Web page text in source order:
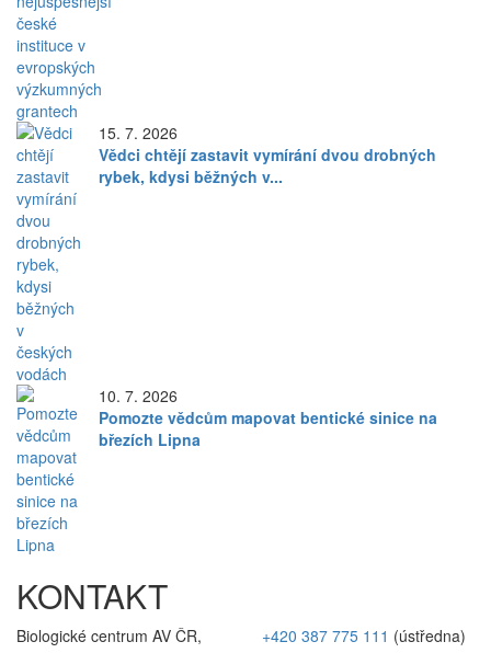
15. 7. 2026
Vědci chtějí zastavit vymírání dvou drobných
rybek, kdysi běžných v...
10. 7. 2026
Pomozte vědcům mapovat bentické sinice na
březích Lipna
KONTAKT
Biologické centrum AV ČR,
+420 387 775 111 (ústředna)